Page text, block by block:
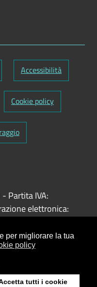
per migliorare la tua
policy
tutti i cookie
Accessibilità
Cookie policy
- Partita IVA:
elettronica:
- Clio S.r.l. Lecce -